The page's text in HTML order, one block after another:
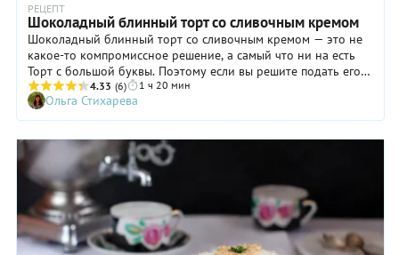
РЕЦЕПТ
Шоколадный блинный торт со сливочным кремом
Шоколадный блинный торт со сливочным кремом — это не
какое-то компромиссное решение, а самый что ни на есть
Торт с большой буквы. Поэтому если вы решите подать его
на праздничный стол в честь дня рождения или другого
торжества, не сомневайтесь: десерт произведет настоящий
фурор. Шоколадные блинчики, нежнейший сливочный крем
только! Если же приготовление шоколадного блинного
торта со сливочным кремом кажется вам слишком сложным,
это ошибочное впечатление. Тем более, что в помощь
хозяйкам мы даем подробные инструкции с фото, благодаря
которым десерт получится просто на отлично!
4.33 (6) 1 ч 20 мин
Ольга Стихарева